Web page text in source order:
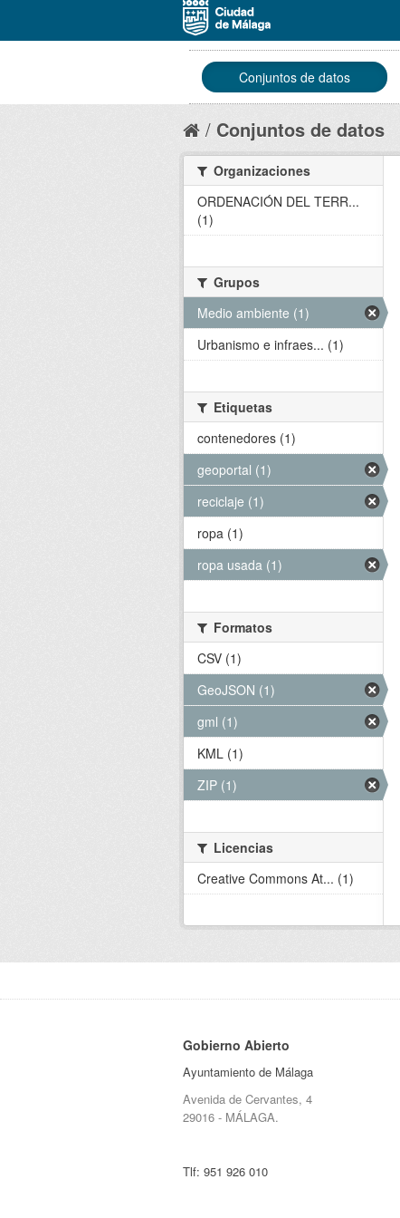
Conjuntos de datos
Conjuntos de datos
Organizaciones
ORDENACIÓN DEL TERR...
(1)
Grupos
Medio ambiente (1)
Urbanismo e infraes... (1)
Etiquetas
contenedores (1)
geoportal (1)
reciclaje (1)
ropa (1)
ropa usada (1)
Formatos
CSV (1)
GeoJSON (1)
gml (1)
KML (1)
ZIP (1)
Licencias
Creative Commons At... (1)
Gobierno Abierto
Ayuntamiento de Málaga
Avenida de Cervantes, 4
29016 - MÁLAGA.
Tlf: 951 926 010